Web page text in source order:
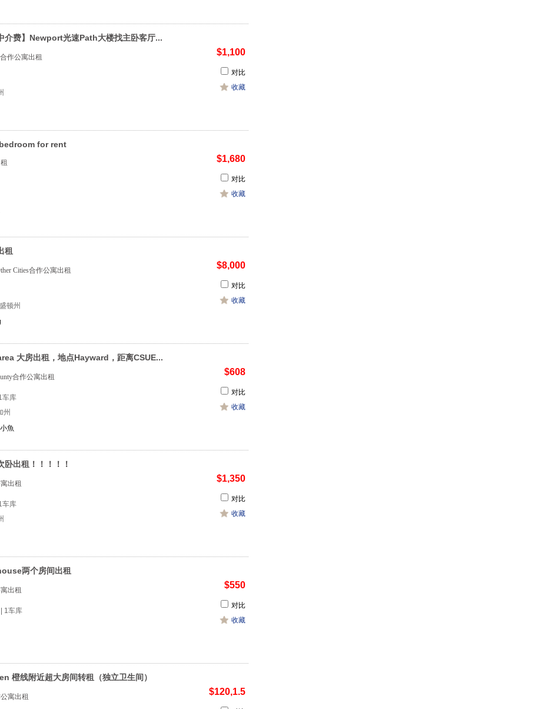
介费】Newport光速Path大楼找主卧客厅...
合作公寓出租 $1,100
对比
收藏
for rent
$1,680
对比
收藏
租
Cities合作公寓出租
顿州
$8,000
对比
收藏
大房出租，地点Hayward，距离CSUE...
合作公寓出租
车库
州
魚
$608
对比
收藏
卧出租！！！！！
出租
车库
$1,350
对比
收藏
两个房间出租
出租
1车库
$550
对比
收藏
橙线附近超大房间转租（独立卫生间）
寓出租 $120,1.5